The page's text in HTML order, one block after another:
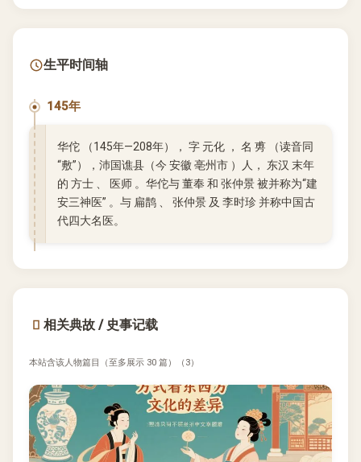
生平时间轴
145年
华佗 （145年—208年）， 字 元化 ， 名 旉 （读音同
“敷”），沛国谯县（今 安徽 亳州市 ）人， 东汉 末年
的 方士 、 医师 。华佗与 董奉 和 张仲景 被并称为“建
安三神医” 。与 扁鹊 、 张仲景 及 李时珍 并称中国古
代四大名医。
相关典故 / 史事记载
本站含该人物篇目（至多展示 30 篇）（3）